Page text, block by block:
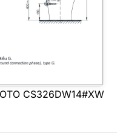
CS326DW14#XW